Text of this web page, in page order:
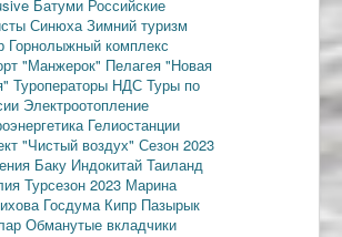
Батуми Российские
Синюха Зимний туризм
Горнолыжный комплекс
"Манжерок" Пелагея "Новая
Туроператоры НДС Туры по
Электроотопление
Гелиостанции
"Чистый воздух" Сезон 2023
Баку Индокитай Таиланд
Турсезон 2023 Марина
Госдума Кипр Пазырык
Обманутые вкладчики